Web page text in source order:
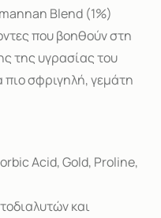
Blend (1%)
που βοηθούν στη
της υγρασίας του
σφριγηλή, γεμάτη
Acid, Gold, Proline,
και